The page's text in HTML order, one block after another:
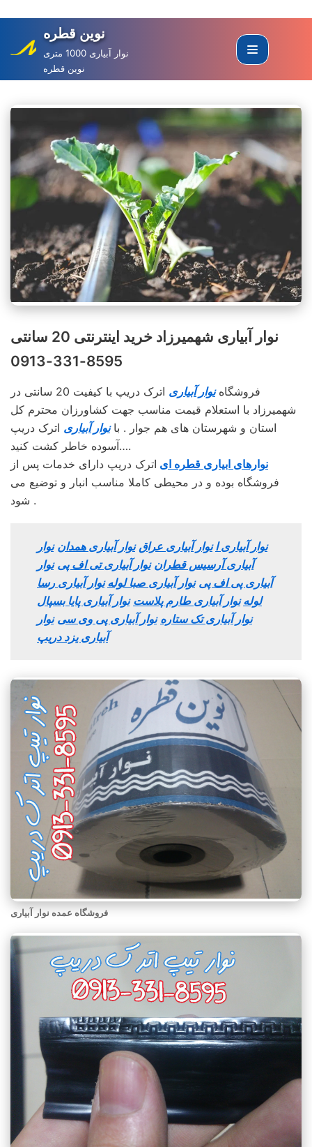
to
content
نوین قطره
نوار آبیاری 1000 متری
نوین قطره
نوار آبیاری شهمیرزاد خرید اینترنتی 20 سانتی
8595-331-0913
فروشگاهنوار آبیاری
اترک دریپ با کیفیت 20 سانتی در
شهمیرزاد با استعلام قیمت مناسب جهت کشاورزان محترم کل
استان و شهرستان های هم جوار . بانوار آبیاری اترک دریپ
آسوده خاطر کشت کنید….
نوارهای ابیاری قطره ای اترک دریپ دارای خدمات پس از
فروشگاه بوده و در محیطی کاملا مناسب انبار و توضیع می
شود .
نوار آبیاری ا نوار آبیاری عراق نوار آبیاری همدان نوار
آبیاری آرسیس قطران نوار آبیاری تی اف پی نوار
آبیاری پی اف پی نوار آبیاری صبا لوله نوار آبیاری رسا
لوله نوار آبیاری طارم پلاست نوار آبیاری پایا بسپال
نوار آبیاری تک ستاره نوار آبیاری پی وی سی نوار
آبیاری یزد دریپ
فروشگاه عمده نوار آبیاری